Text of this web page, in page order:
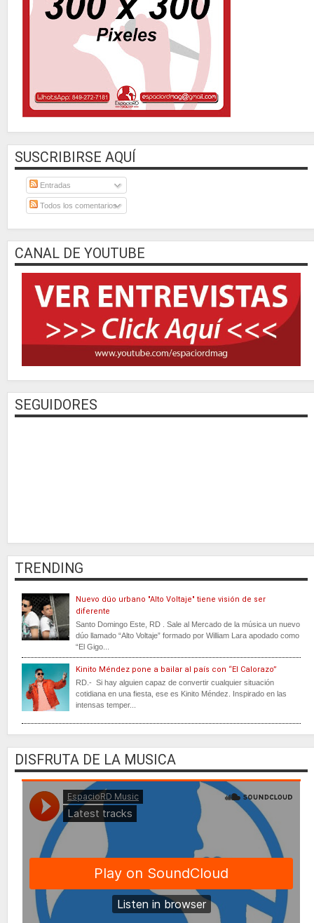
SUSCRIBIRSE AQUÍ
Entradas
Todos los comentarios
CANAL DE YOUTUBE
SEGUIDORES
TRENDING
Nuevo dúo urbano "Alto Voltaje" tiene visión de ser
diferente
Santo Domingo Este, RD . Sale al Mercado de la música un nuevo
dúo llamado “Alto Voltaje” formado por William Lara apodado como
“El Gigo...
Kinito Méndez pone a bailar al país con “El Calorazo”
RD.- Si hay alguien capaz de convertir cualquier situación
cotidiana en una fiesta, ese es Kinito Méndez. Inspirado en las
intensas temper...
DISFRUTA DE LA MUSICA